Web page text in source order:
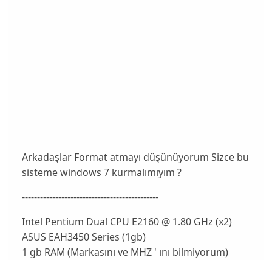
Arkadaşlar Format atmayı düşünüyorum Sizce bu
sisteme windows 7 kurmalımıyım ?
---------------------------------------------
Intel Pentium Dual CPU E2160 @ 1.80 GHz (x2)
ASUS EAH3450 Series (1gb)
1 gb RAM (Markasını ve MHZ ' ını bilmiyorum)